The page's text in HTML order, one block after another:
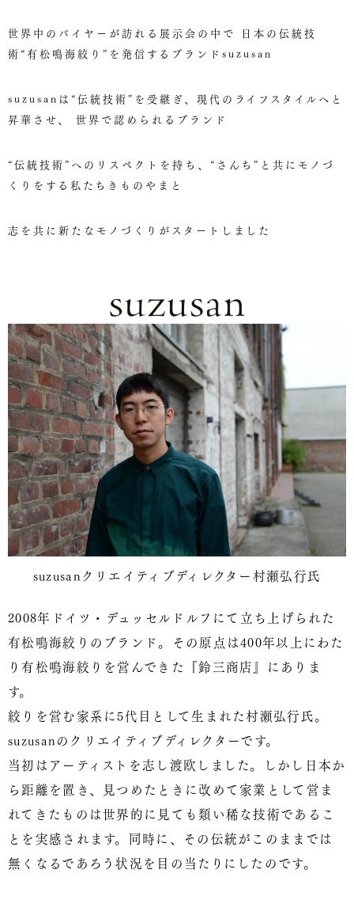
世界中のバイヤーが訪れる展示会の中で
日本の伝統技
術“有松鳴海絞り”を発信するブランドsuzusan
suzusanは“伝統技術”を受継ぎ、現代のライフスタイルへと
昇華させ、 世界で認められるブランド
“伝統技術”へのリスペクトを持ち、“さんち”と共にモノづ
くりをする私たちきものやまと
志を共に新たなモノづくりがスタートしました
suzusanクリエイティブディレクター村瀬弘行氏
2008年ドイツ・デュッセルドルフにて立ち上げられた
有松鳴海絞りのブランド。その原点は400年以上にわた
り有松鳴海絞りを営んできた『鈴三商店』にありま
す。
絞りを営む家系に5代目として生まれた村瀬弘行氏。
suzusanのクリエイティブディレクターです。
当初はアーティストを志し渡欧しました。しかし日本か
ら距離を置き、見つめたときに改めて家業として営ま
れてきたものは世界的に見ても類い稀な技術であるこ
とを実感されます。同時に、その伝統がこのままでは
無くなるであろう状況を目の当たりにしたのです。